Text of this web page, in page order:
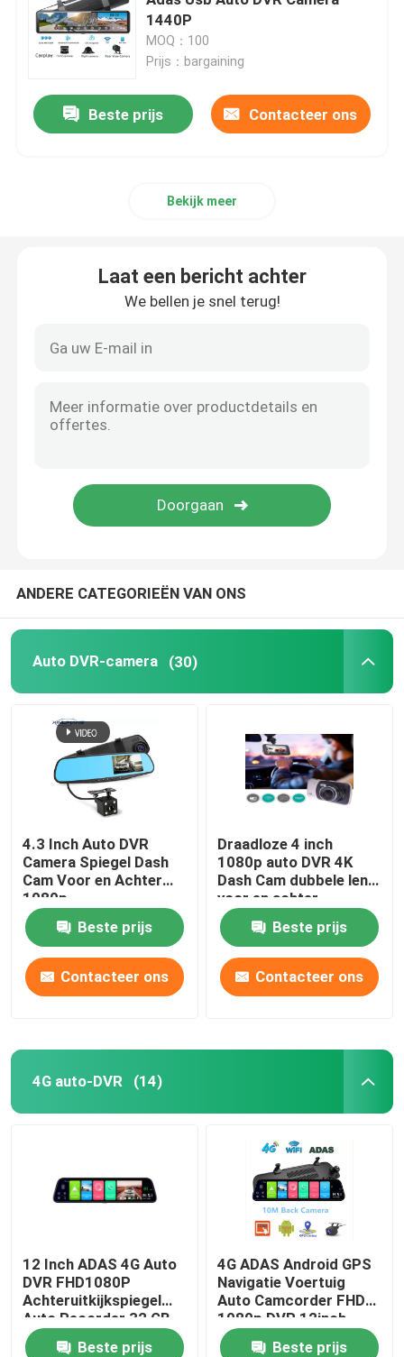
4G auto-DVR
Blackbox DVR-dashcam
Blackbox-DVR Full HD 1080P
GPS-dashboardcamera
1440P
MOQ：100
Prijs：bargaining
Beste prijs Contacteer ons
Bekijk meer
Laat een bericht achter
We bellen je snel terug!
ANDERE CATEGORIEËN VAN ONS
Auto DVR-camera (30)
4.3 Inch Auto DVR
Camera Spiegel Dash
Cam Voor en Achter
1080p
Beste prijs
Contacteer ons
Draadloze 4 inch
1080p auto DVR 4K
Dash Cam dubbele lens
voor en achter
Beste prijs
Contacteer ons
4G auto-DVR (14)
12 Inch ADAS 4G Auto
DVR FHD1080P
Achteruitkijkspiegel
Auto Recorder 32 GB
GPS Navigatie
Beste prijs
4G ADAS Android GPS
Navigatie Voertuig
Auto Camcorder FHD
1080p DVR 12inch
Beste prijs